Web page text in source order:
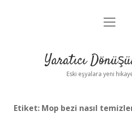
Anasayfa
Yasal Uyarı
menüyü
Yaratıcı
Eski eşyalara yeni
Etiket: Mop bezi nasıl